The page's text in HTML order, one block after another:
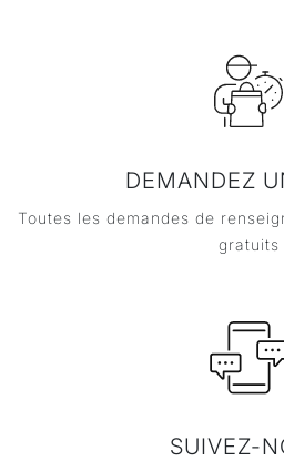
DEMANDEZ
Toutes les demandes de
gratuits
SUIVEZ-